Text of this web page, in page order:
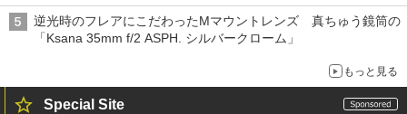
逆光時のフレアにこだわったMマウントレンズ 真ちゅう鏡筒の
「Ksana 35mm f/2 ASPH. シルバークローム」
もっと見る
Special Site